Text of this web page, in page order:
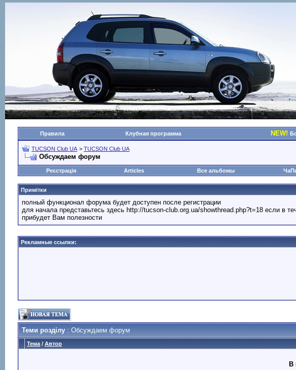
Правила Клубная программа NEW!
TUCSON Club UA > TUCSON Club UA
Обсуждаем форум
Реєстрація
Articles Все альбомы
Примітки
полный функционал форума будет доступен после регистрации
для начала представьтесь здесь http://tucson-club.org.ua/showthread.php?t=18 если в
прибудет Вам полезности
Рекламные ссылки:
Теми розділу : Обсуждаем форум
Тема / Автор
В